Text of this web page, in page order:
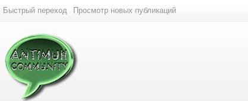
Быстрый переход Просмотр новых публикаций